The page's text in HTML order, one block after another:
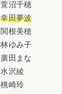
萱沼千穂
幸田夢波
関根美穂
林ゆみ子
廣田まな
水沢綾
桃崎玲